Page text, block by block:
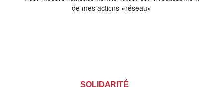
de mes actions «réseau»
SOLIDARITÉ